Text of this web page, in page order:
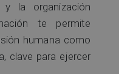
y la organización
te permite
humana como
clave para ejercer